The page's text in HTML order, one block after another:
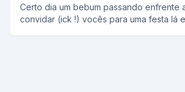
Certo dia um bebum passando enfrente a
convidar (ick !) vocês para uma festa lá